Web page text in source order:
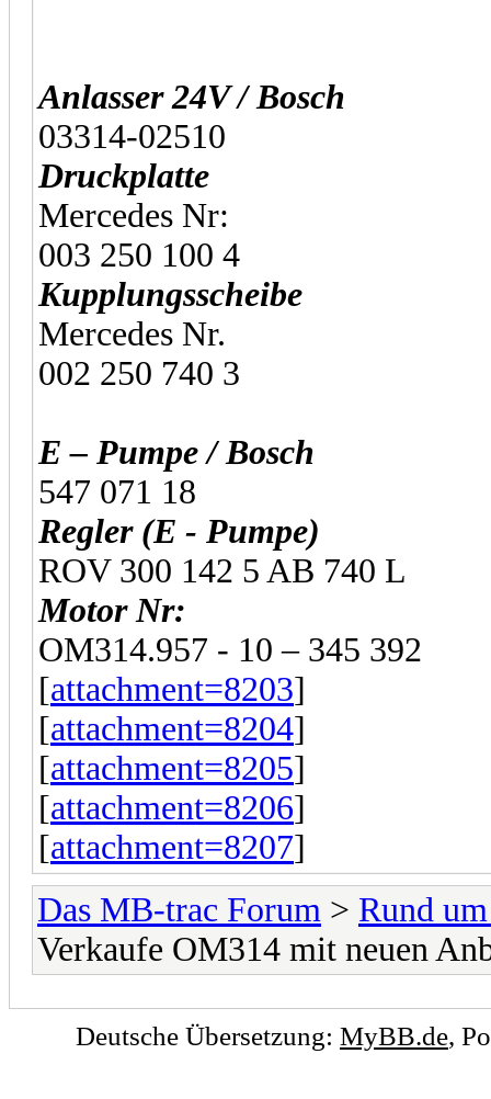
Anlasser 24V / Bosch
03314-02510
Druckplatte
Mercedes Nr:
003 250 100 4
Kupplungsscheibe
Mercedes Nr.
002 250 740 3
E – Pumpe / Bosch
547 071 18
Regler (E - Pumpe)
ROV 300 142 5 AB 740 L
Motor Nr:
OM314.957 - 10 – 345 392
[attachment=8203]
[attachment=8204]
[attachment=8205]
[attachment=8206]
[attachment=8207]
Das MB-trac Forum > Rund
Verkaufe OM314 mit neuen
Deutsche Übersetzung: MyBB.de,